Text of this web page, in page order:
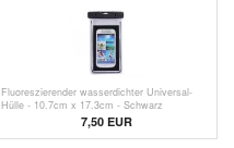
Fluoreszierender wasserdichter Universal-
Hülle - 10.7cm x 17.3cm - Schwarz
7,50 EUR